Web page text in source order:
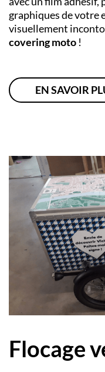
graphiques de votre
visuellement
covering moto !
EN SAVOIR
Flocage